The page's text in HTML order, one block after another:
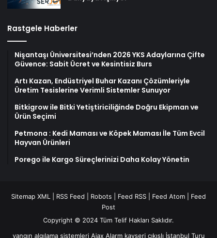
Rastgele Haberler
Nişantaşı Üniversitesi’nden 2026 YKS Adaylarına Çifte
Güvence: Sabit Ücret ve Kesintisiz Burs
Artı Kazan, Endüstriyel Buhar Kazanı Çözümleriyle
Üretim Tesislerine Verimli Sistemler Sunuyor
Bitkigrow ile Bitki Yetiştiriciliğinde Doğru Ekipman ve
Ürün Seçimi
Petmona : Kedi Maması ve Köpek Maması İle Tüm Evcil
Hayvan Ürünleri
Porego ile Kargo Süreçlerinizi Daha Kolay Yönetin
Sitemap XML RSS Feed Robots Feed RSS Feed Atom
Feed
Post
Copyright © 2024 Tüm Telif Hakları Saklıdır.
yangın algılama sistemleri Ajax Alarm kayseri çıkışlı İstanbul Turu